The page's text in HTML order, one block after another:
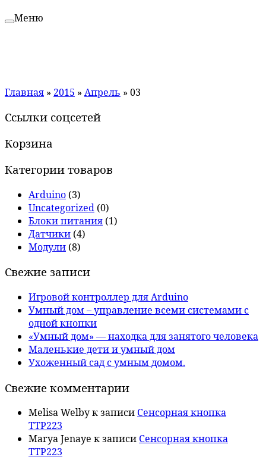
Меню
Главная » 2015 » Апрель » 03
Ссылки соцсетей
Корзина
Категории товаров
Arduino (3)
Uncategorized (0)
Блоки питания (1)
Датчики (4)
Модули (8)
Свежие записи
Игровой контроллер для Arduino
Умный дом – управление всеми системами с
одной кнопки
«Умный дом» — находка для занятого человека
Маленькие дети и умный дом
Ухоженный сад с умным домом.
Свежие комментарии
Melisa Welbyк записи Сенсорная кнопка
TTP223
Marya Jenaye к записи Сенсорная кнопка
TTP223